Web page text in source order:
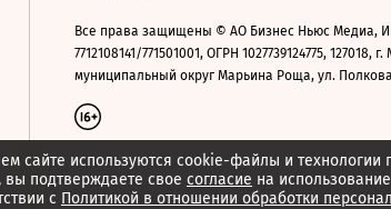
сайте используются cookie-файлы и
вы подтверждаете свое согласие на
с Политикой в отношении обработки
Все права защищены © АО Бизнес Ньюс Медиа,
7712108141/771501001, ОГРН 1027739124775, 127018,
муниципальный округ Марьина Роща, ул.